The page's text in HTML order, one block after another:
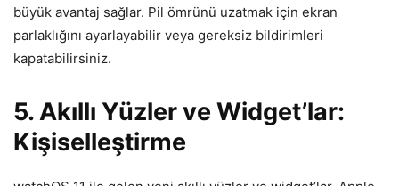
büyük avantaj sağlar. Pil ömrünü uzatmak için ekran
parlaklığını ayarlayabilir veya gereksiz bildirimleri
kapatabilirsiniz.
5. Akıllı Yüzler ve Widget’lar:
Kişiselleştirme